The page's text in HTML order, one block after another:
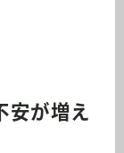
安が増え